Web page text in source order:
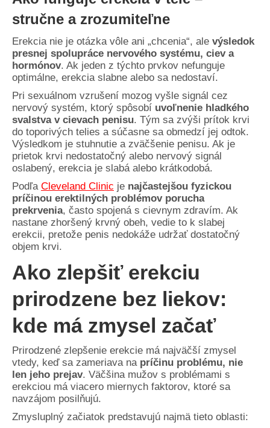
stručne a zrozumiteľne
Erekcia nie je otázka vôle ani „chcenia“, ale výsledok
presnej spolupráce nervového systému, ciev a
hormónov. Ak jeden z týchto prvkov nefunguje
optimálne, erekcia slabne alebo sa nedostaví.
Pri sexuálnom vzrušení mozog vyšle signál cez
nervový systém, ktorý spôsobí uvoľnenie hladkého
svalstva v cievach penisu. Tým sa zvýši prítok krvi
do toporivých telies a súčasne sa obmedzí jej odtok.
Výsledkom je stuhnutie a zväčšenie penisu. Ak je
prietok krvi nedostatočný alebo nervový signál
oslabený, erekcia je slabá alebo krátkodobá.
Podľa Cleveland Clinic je najčastejšou fyzickou
príčinou erektilných problémov porucha
prekrvenia, často spojená s cievnym zdravím. Ak
nastane zhoršený krvný obeh, vedie to k slabej
erekcii, pretože penis nedokáže udržať dostatočný
objem krvi.
Ako zlepšiť erekciu
prirodzene bez liekov:
kde má zmysel začať
Prirodzené zlepšenie erekcie má najväčší zmysel
vtedy, keď sa zameriava na príčinu problému, nie
len jeho prejav. Väčšina mužov s problémami s
erekciou má viacero miernych faktorov, ktoré sa
navzájom posilňujú.
Zmysluplný začiatok predstavujú najmä tieto oblasti: